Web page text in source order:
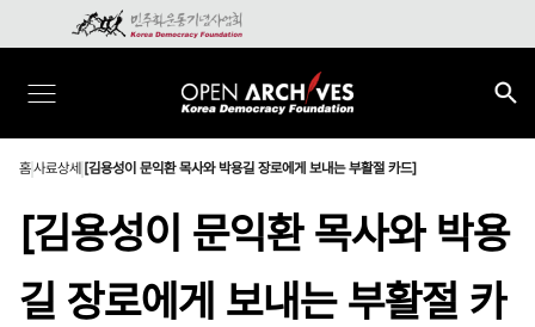
홈사료상세 [김용성이 문익환 목사와 박용길 장로에게 보내는 부활절 카드]
[김용성이 문익환 목사와 박용
길 장로에게 보내는 부활절 카